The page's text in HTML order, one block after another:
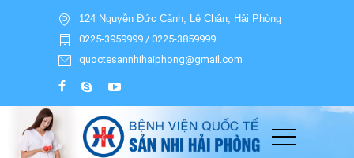
124 Nguyễn Đức Cảnh, Lê Chân, Hải Phòng
0225-3959999 / 0225-3859999
quoctesannhihaiphong@gmail.com